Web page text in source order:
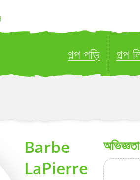
গল্প পড়ি গল্প
Barbe
LaPierre
অভিজ্ঞতা